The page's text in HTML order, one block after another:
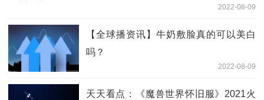
2022-08-09
【全球播资讯】牛奶敷脸真的可以美白
吗？
2022-08-09
天天看点：《魔兽世界怀旧服》2021火